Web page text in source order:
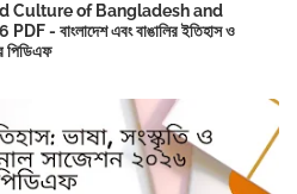
Culture of Bangladesh and
- বাংলাদেশ এবং বাঙালির ইতিহাস ও
পিডিএফ